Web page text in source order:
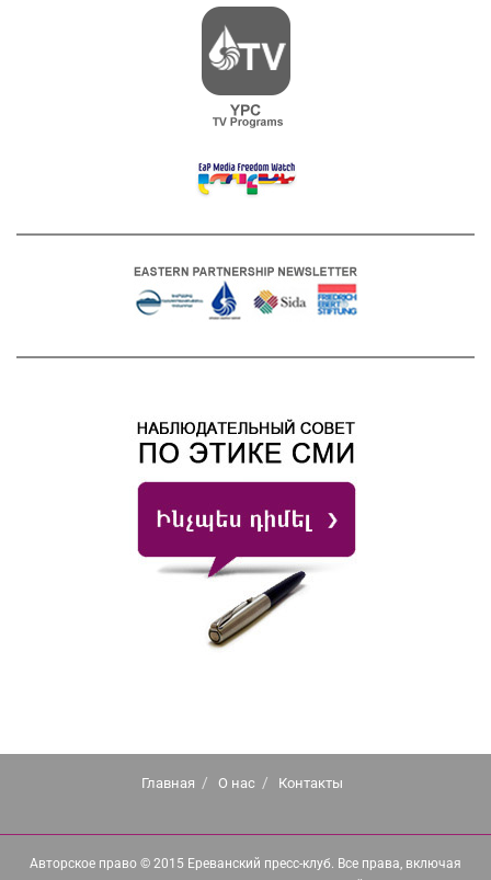
Главная О нас Контакты
Авторское право © 2015 Ереванский пресс-клуб. Все права, включая